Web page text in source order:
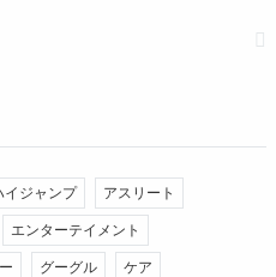
イジャンプ アスリート
エンターテイメント
グーグル ケア